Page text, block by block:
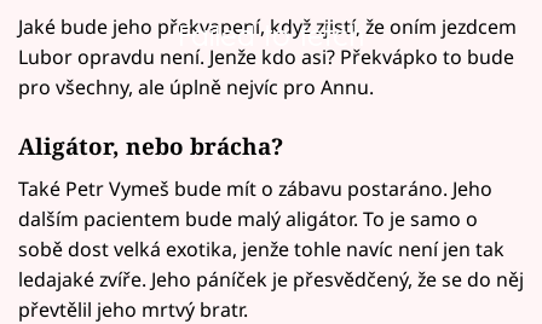
Failed to fetch
Jaké bude jeho překvapení, když zjistí, že oním jezdcem
Lubor opravdu není. Jenže kdo asi? Překvápko to bude
pro všechny, ale úplně nejvíc pro Annu.
Aligátor, nebo brácha?
Také Petr Vymeš bude mít o zábavu postaráno. Jeho
dalším pacientem bude malý aligátor. To je samo o
sobě dost velká exotika, jenže tohle navíc není jen tak
ledajaké zvíře. Jeho páníček je přesvědčený, že se do něj
převtělil jeho mrtvý bratr.